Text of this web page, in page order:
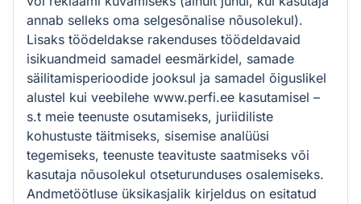
annab selleks oma selgesõnalise nõusolekul).
Lisaks töödeldakse rakenduses töödeldavaid
isikuandmeid samadel eesmärkidel, samade
säilitamisperioodide jooksul ja samadel õiguslikel
alustel kui veebilehe www.perfi.ee kasutamisel –
s.t meie teenuste osutamiseks, juriidiliste
kohustuste täitmiseks, sisemise analüüsi
tegemiseks, teenuste teavituste saatmiseks või
kasutaja nõusolekul otseturunduses osalemiseks.
Andmetöötluse üksikasjalik kirjeldus on esitatud